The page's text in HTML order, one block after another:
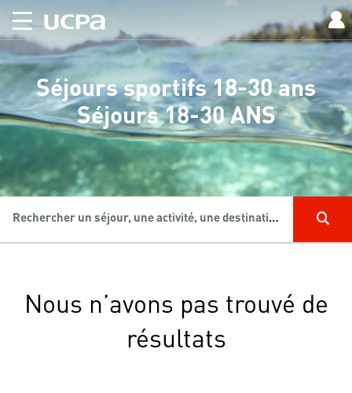
Séjours sportifs 18-30 ans
Séjours 18-30 ANS
Rechercher un séjour, une activité, une destination...
Nous n’avons pas trouvé de
résultats